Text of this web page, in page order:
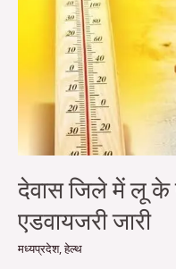
देवास जिले में लू के
एडवायजरी जारी
मध्यप्रदेश,हेल्थ